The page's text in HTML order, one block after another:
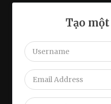
Tạo